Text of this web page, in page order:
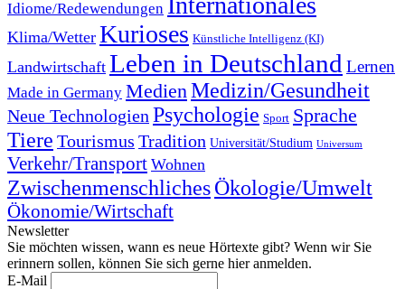
Idiome/Redewendungen
Klima/Wetter Kurioses Künstliche Intelligenz (KI)
Landwirtschaft Leben in Deutschland Lernen
Made in Germany Medien Medizin/Gesundheit
Neue Technologien Psychologie Sport Sprache
Tiere Tourismus Tradition Universität/Studium Universum
Verkehr/Transport Wohnen
ZwischenmenschlichesÖkologie/Umwelt
Ökonomie/Wirtschaft
Newsletter
Sie möchten wissen, wann es neue Hörtexte gibt? Wenn wir Sie
erinnern sollen, können Sie sich gerne hier anmelden.
E-Mail